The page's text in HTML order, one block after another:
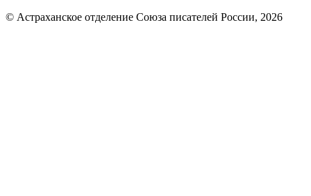
© Астраханское отделение Союза писателей России, 2026